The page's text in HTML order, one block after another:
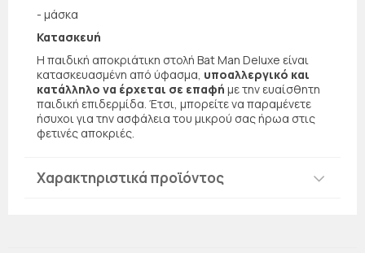
- μάσκα
Κατασκευή
Η παιδική αποκριάτικη στολή Bat Man Deluxe είναι
κατασκευασμένη από ύφασμα, υποαλλεργικό και
κατάλληλο να έρχεται σε επαφή με την ευαίσθητη
παιδική επιδερμίδα. Έτσι, μπορείτε να παραμένετε
ήσυχοι για την ασφάλεια του μικρού σας ήρωα στις
φετινές αποκριές.
Χαρακτηριστικά προϊόντος